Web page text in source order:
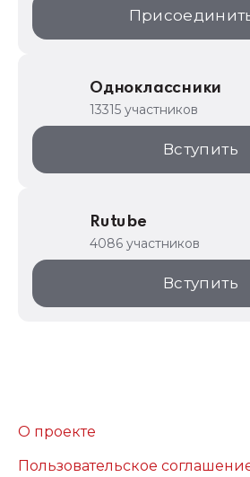
Одноклассники
13315 участников
Вступить
Rutube
4086 участников
Вступить
О проекте
Пользовательское